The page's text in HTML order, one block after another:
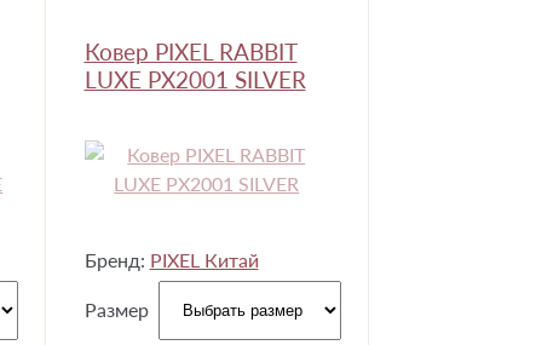
Ковер PIXEL RABBIT
LUXE PX2001 SILVER
Бренд: PIXEL Китай
Размер